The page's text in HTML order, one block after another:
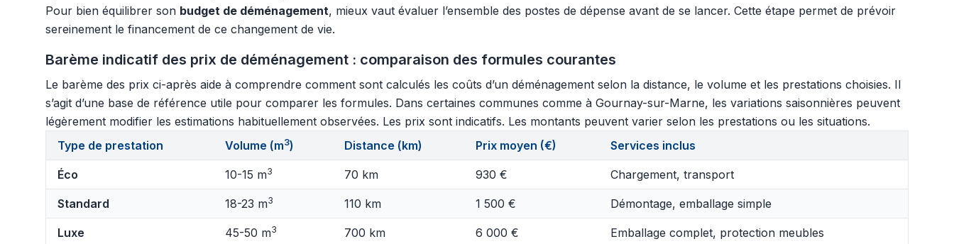
Pour bien équilibrer son budget de déménagement, mieux vaut évaluer l’ensemble des postes de dépense avant de se lancer. Cette étape permet de prévoir
sereinement le financement de ce changement de vie.
Barème indicatif des prix de déménagement : comparaison des formules courantes
Le barème des prix ci-après aide à comprendre comment sont calculés les coûts d’un déménagement selon la distance, le volume et les prestations choisies. Il
s’agit d’une base de référence utile pour comparer les formules. Dans certaines communes comme à Gournay-sur-Marne, les variations saisonnières peuvent
légèrement modifier les estimations habituellement observées. Les prix sont indicatifs. Les montants peuvent varier selon les prestations ou les situations.
Type de prestation
Volume (m3) Distance (km) Prix moyen (€) Services inclus
Éco 10-15 m3 70 km 930 € Chargement, transport
Standard 18-23 m3 110 km 1 500 € Démontage, emballage simple
Luxe 45-50 m3 700 km 6 000 €
Emballage complet, protection meubles